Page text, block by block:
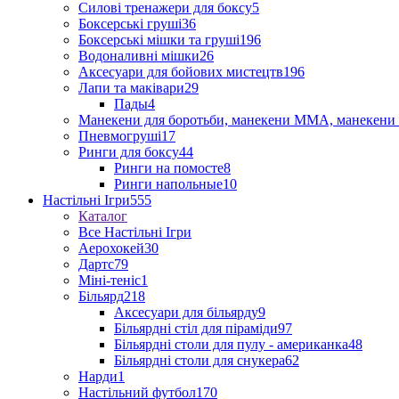
Силові тренажери для боксу5
Боксерські груші36
Боксерські мішки та груші196
Водоналивні мішки26
Аксесуари для бойових мистецтв196
Лапи та маківари29
Пады4
Манекени для боротьби, манекени ММА, манекени
Пневмогруші17
Ринги для боксу44
Ринги на помосте8
Ринги напольные10
Настільні Ігри555
Каталог
Все Настільні Ігри
Аерохокей30
Дартс79
Міні-теніс1
Більярд218
Аксесуари для більярду9
Більярдні стіл для піраміди97
Більярдні столи для пулу - американка48
Більярдні столи для снукера62
Нарди1
Настільний футбол170